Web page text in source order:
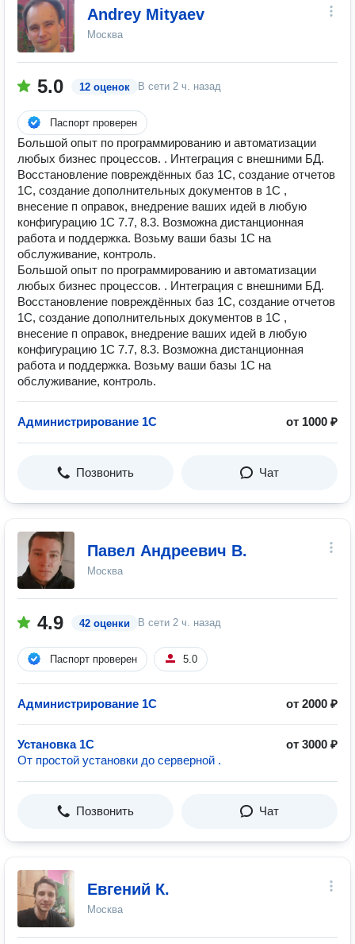
Andrey Mityaev
Москва
5.0 12 оценок В сети 2 ч. назад
Паспорт проверен
Большой опыт по программированию и автоматизации
любых бизнес процессов. . Интеграция с внешними БД.
Восстановление повреждённых баз 1С, создание отчетов
1С, создание дополнительных документов в 1С ,
внесение п оправок, внедрение ваших идей в любую
конфигурацию 1С 7.7, 8.3. Возможна дистанционная
работа и поддержка. Возьму ваши базы 1С на
обслуживание, контроль.
Большой опыт по программированию и автоматизации
любых бизнес процессов. . Интеграция с внешними БД.
Восстановление повреждённых баз 1С, создание отчетов
1С, создание дополнительных документов в 1С ,
внесение п оправок, внедрение ваших идей в любую
конфигурацию 1С 7.7, 8.3. Возможна дистанционная
работа и поддержка. Возьму ваши базы 1С на
обслуживание, контроль.
Администрирование 1С от 1000 ₽
Позвонить Чат
Павел Андреевич В.
Москва
4.9 42 оценки В сети 2 ч. назад
Паспорт проверен 5.0
Администрирование 1С от 2000 ₽
Установка 1С
от 3000 ₽
От простой установки до серверной .
Позвонить Чат
Евгений К.
Москва